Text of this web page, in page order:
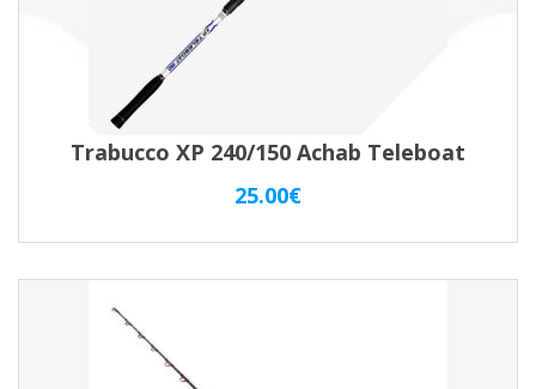
Trabucco XP 240/150 Achab Teleboat
25.00€